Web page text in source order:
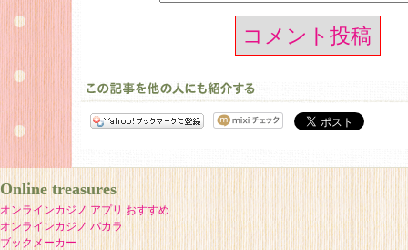
コメント投稿
Online treasures
オンラインカジノ アプリ おすすめ
オンラインカジノ バカラ
ブックメーカー